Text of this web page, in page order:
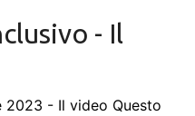
- Il
2023 - Il video Questo